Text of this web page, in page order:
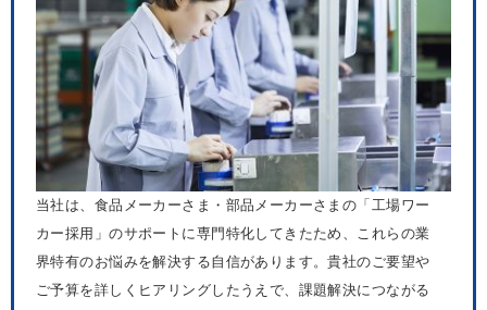
当社は、食品メーカーさま・部品メーカーさまの「工場ワー
カー採用」のサポートに専門特化してきたため、これらの業
界特有のお悩みを解決する自信があります。貴社のご要望や
ご予算を詳しくヒアリングしたうえで、課題解決につながる